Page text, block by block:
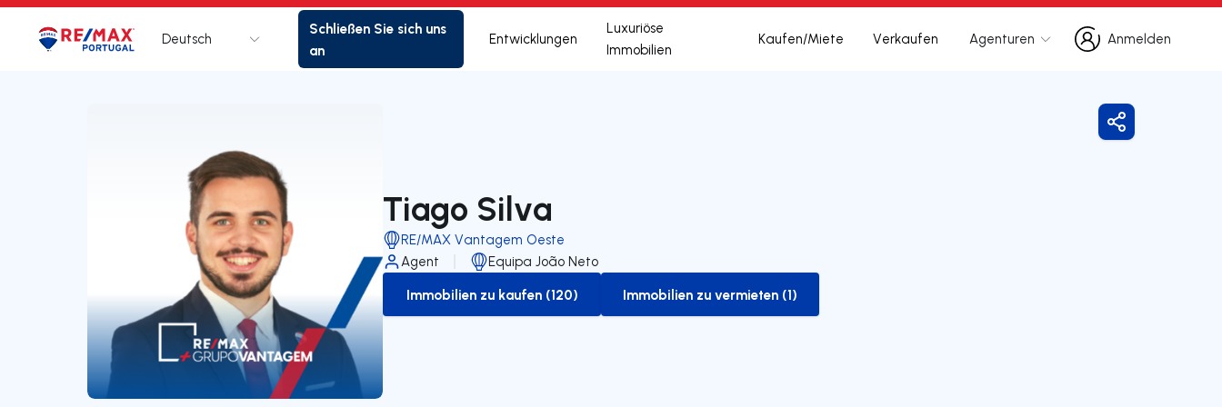
Logo Zur Startseite
Deutsch
Schließen Sie sich uns
an
Entwicklungen
Luxuriöse
Immobilien
Kaufen/Miete Verkaufen Agenturen
Anmelden
Anmelden
Tiago Silva
RE/MAX Vantagem Oeste
Agent
Equipa João Neto
to-buy-listing
Immobilien zu kaufen (120)
to-rent-listing
Immobilien zu vermieten (1)
Freigeben